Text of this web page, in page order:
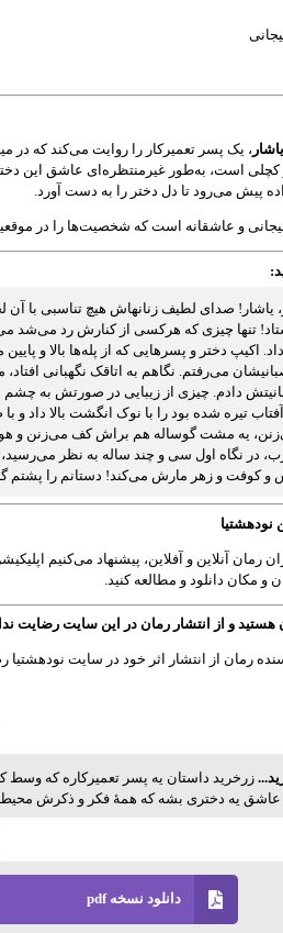
یاشار ، یک پسر تعمیرکار را روایت می‌کند که
است، به‌طور غیرمنتظره‌ای عاشق این دختر
پیش می‌رود تا دل دختر را به دست آورد.
و عاشقانه است که شخصیت‌ها را در
یاشار! صدای لطیف زنانهاش هیچ تناسبی با
تنها چیزی که هرکسی از کنارش رد می‌شد
اکیپ دختر و پسرهایی که از پله‌ها بالا و
می‌رفتم. نگاهم به اتاقک نگهبانی
دادم. چیزی از زیبایی در صورتش به
تیره شده بود را با نوک انگشت بالا داد و
یه مشت گوساله هم براش کف می‌زنن و
در نگاه اول سی و چند ساله به نظر
کوفت و زهر مارش می‌کند! دستانم را پشتم
نودهشتیا
رمان آنلاین و آفلاین، پیشنهاد می‌کنیم
و مکان دانلود و مطالعه کنید.
هستید و از انتشار رمان در این سایت رضایت
رمان از انتشار اثر خود در سایت
زرخرید داستان یه پسر تعمیرکاره که
یه دختری بشه که همهٔ فکر و ذکرش محیط
دانلود نسخه pdf